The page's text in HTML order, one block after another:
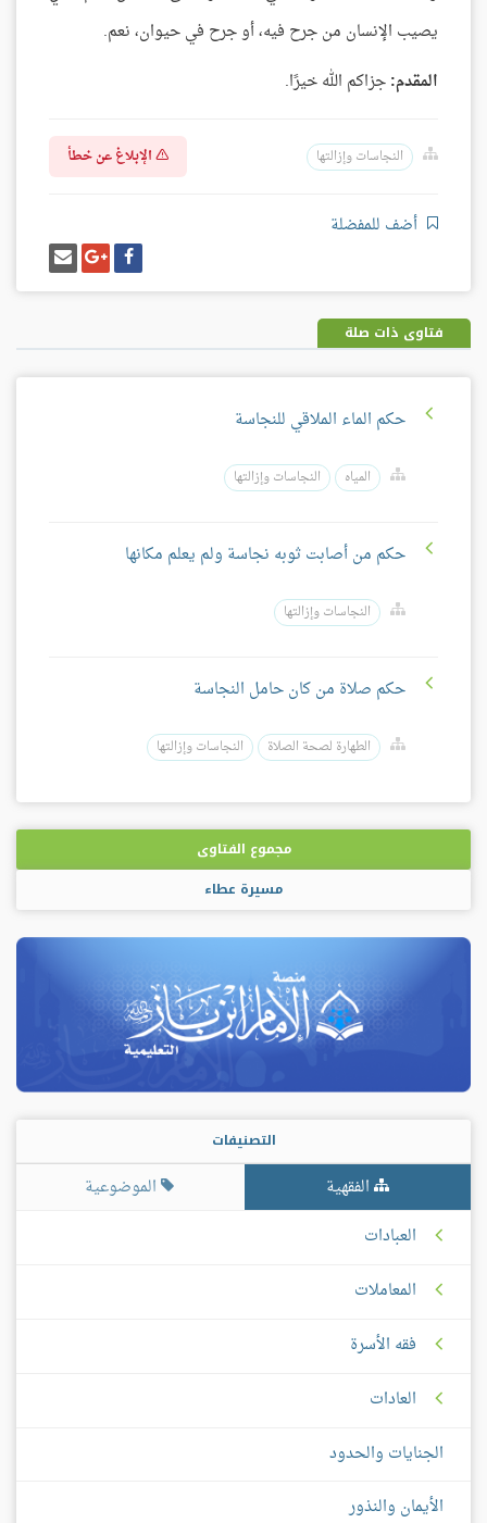
يصيب الإنسان من جرح فيه، أو جرح في حيوان، نعم.
المقدم:جزاكم الله خيرًا.
النجاسات وإزالتها الإبلاغ عن خطأ
أضف للمفضلة
شارك
على
فيسبوك
شارك
على
غوغل
بلس
إرسل
إيميل
فتاوى ذات صلة
حكم الماء الملاقي للنجاسة
المياه النجاسات وإزالتها
حكم من أصابت ثوبه نجاسة ولم يعلم مكانها
النجاسات وإزالتها
حكم صلاة من كان حامل النجاسة
الطهارة لصحة الصلاة النجاسات وإزالتها
مجموع الفتاوى
مسيرة عطاء
التصنيفات
الفقهية
الموضوعية
العبادات
المعاملات
فقه الأسرة
العادات
الجنايات والحدود
الأيمان والنذور